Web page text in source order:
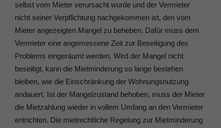
selbst vom Mieter verursacht wurde und der Vermieter
nicht seiner Verpflichtung nachgekommen ist, den vom
Mieter angezeigten Mangel zu beheben. Dafür muss dem
Vermieter eine angemessene Zeit zur Beseitigung des
Problems eingeräumt werden. Wird der Mangel nicht
beseitigt, kann die Mietminderung so lange bestehen
bleiben, wie die Einschränkung der Wohnungsnutzung
andauert. Ist der Mangelzustand behoben, muss der Mieter
die Mietzahlung wieder in vollem Umfang an den Vermieter
entrichten. Die mietrechtliche Regelung zur Mietminderung